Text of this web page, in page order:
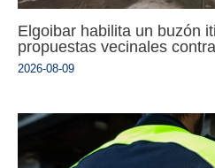
Elgoibar habilita un buzón
propuestas vecinales
2026-08-09